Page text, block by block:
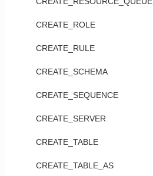
CREATE_ROLE
CREATE_RULE
CREATE_SCHEMA
CREATE_SEQUENCE
CREATE_SERVER
CREATE_TABLE
CREATE_TABLE_AS